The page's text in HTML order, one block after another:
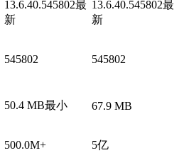
13.6.40.545802最
新
13.6.40.545802最
新
545802 545802
50.4 MB最小 67.9 MB
500.0M+ 5亿